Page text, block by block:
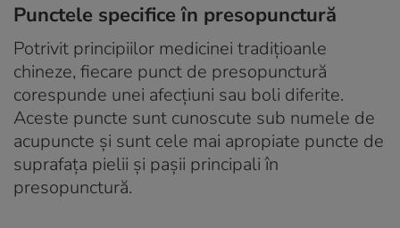
Punctele specifice în presopunctură
Potrivit principiilor medicinei tradițioanle
chineze, fiecare punct de presopunctură
corespunde unei afecțiuni sau boli diferite.
Aceste puncte sunt cunoscute sub numele de
acupuncte și sunt cele mai apropiate puncte de
suprafața pielii și pașii principali în
presopunctură.